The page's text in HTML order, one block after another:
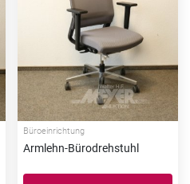
Büroeinrichtung
Armlehn-Bürodrehstuhl